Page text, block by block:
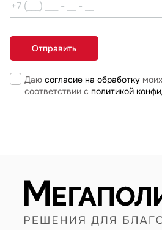
Даю согласие на обработку
соответствии с политикой